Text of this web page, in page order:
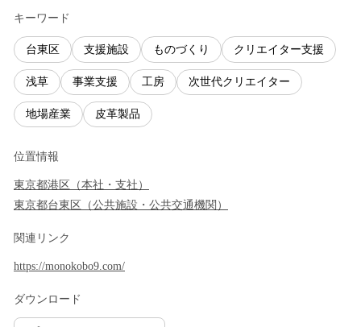
キーワード
台東区 支援施設 ものづくり クリエイター支援
浅草 事業支援 工房 次世代クリエイター
地場産業 皮革製品
位置情報
東京都港区 （本社・支社 ）
東京都台東区 （公共施設・公共交通機関 ）
関連リンク
https://monokobo9.com/
ダウンロード